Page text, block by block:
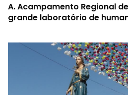
A.Acampamento Regional
grande laboratório de